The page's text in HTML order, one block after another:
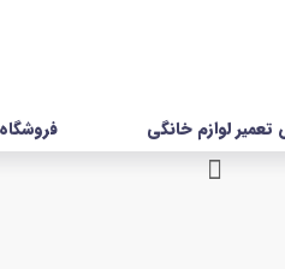
لوازم خانگی